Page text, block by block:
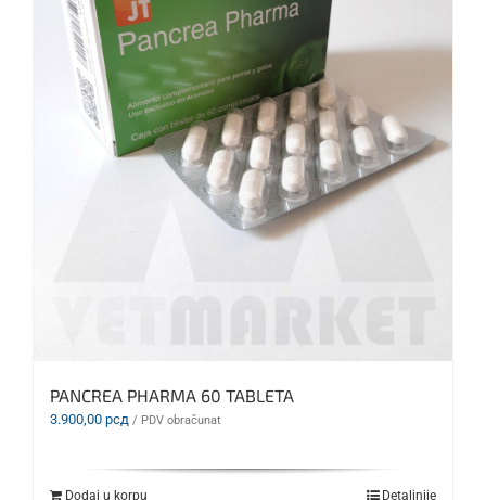
PANCREA PHARMA 60 TABLETA
3.900,00 рсд / PDV obračunat
Dodaj u korpu Detaljnije